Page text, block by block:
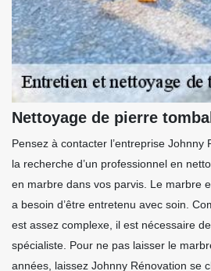
Nettoyage de pierre
Pensez à contacter l’entreprise Johnny
la recherche d’un professionnel en
en marbre dans vos parvis. Le marbre
a besoin d’être entretenu avec soin.
est assez complexe, il est nécessaire
spécialiste. Pour ne pas laisser le
années, laissez Johnny Rénovation se